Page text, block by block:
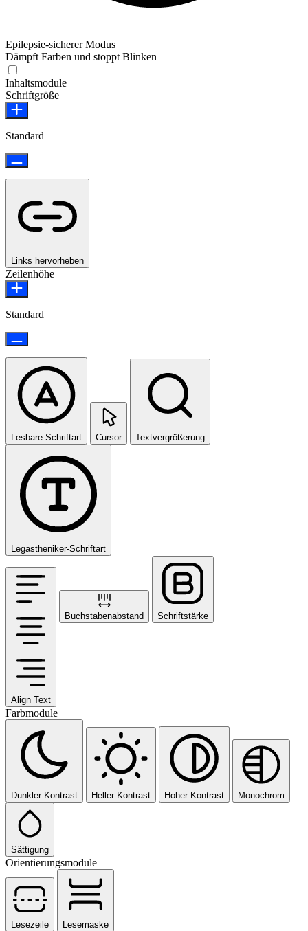
Epilepsie-sicherer Modus
Dämpft Farben und stoppt Blinken
Inhaltsmodule
Schriftgröße
Standard
Links hervorheben
Zeilenhöhe
Standard
Lesbare Schriftart Cursor Textvergrößerung
Legastheniker-Schriftart
Align Text
Buchstabenabstand Schriftstärke
Farbmodule
Dunkler Kontrast Heller Kontrast Hoher Kontrast Monochrom
Sättigung
Orientierungsmodule
Lesezeile
Lesemaske